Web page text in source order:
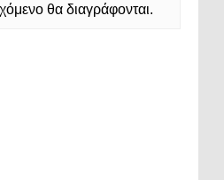
θα διαγράφονται.